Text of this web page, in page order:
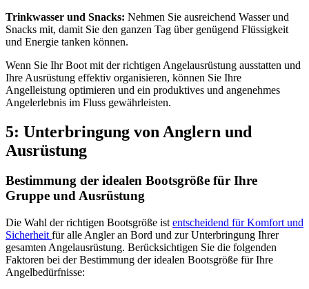
Trinkwasser und Snacks: Nehmen Sie ausreichend Wasser und
Snacks mit, damit Sie den ganzen Tag über genügend Flüssigkeit
und Energie tanken können.
Wenn Sie Ihr Boot mit der richtigen Angelausrüstung ausstatten und
Ihre Ausrüstung effektiv organisieren, können Sie Ihre
Angelleistung optimieren und ein produktives und angenehmes
Angelerlebnis im Fluss gewährleisten.
5: Unterbringung von Anglern und
Ausrüstung
Bestimmung der idealen Bootsgröße für Ihre
Gruppe und Ausrüstung
Die Wahl der richtigen Bootsgröße ist entscheidend für Komfort und
Sicherheit für alle Angler an Bord und zur Unterbringung Ihrer
gesamten Angelausrüstung. Berücksichtigen Sie die folgenden
Faktoren bei der Bestimmung der idealen Bootsgröße für Ihre
Angelbedürfnisse: